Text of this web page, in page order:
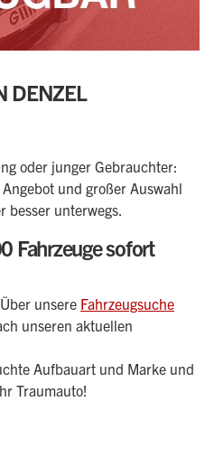
DENZEL
oder junger Gebrauchter:
und großer Auswahl
besser unterwegs.
Fahrzeugesofort
Über unsere Fahrzeugsuche
unseren aktuellen
Aufbauart und Marke und
Traumauto!